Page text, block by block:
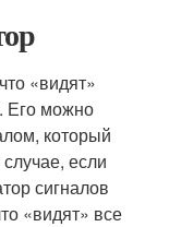
«видят»
Его можно
который
если
сигналов
«видят» все